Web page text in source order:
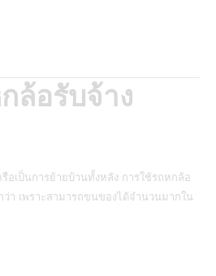
ล้อรับจ้าง
เป็นการย้ายบ้านทั้งหลัง การใช้รถหกล้อ
า เพราะสามารถขนของได้จำนวนมากใน